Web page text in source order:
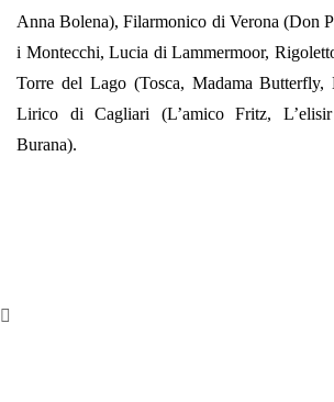
Anna Bolena), Filarmonico di Verona (Don
i Montecchi, Lucia di Lammermoor,
Torre del Lago (Tosca, Madama Butterfly,
Lirico di Cagliari (L’amico Fritz, L’elisir
Burana).